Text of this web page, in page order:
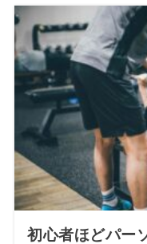
初心者ほどパー